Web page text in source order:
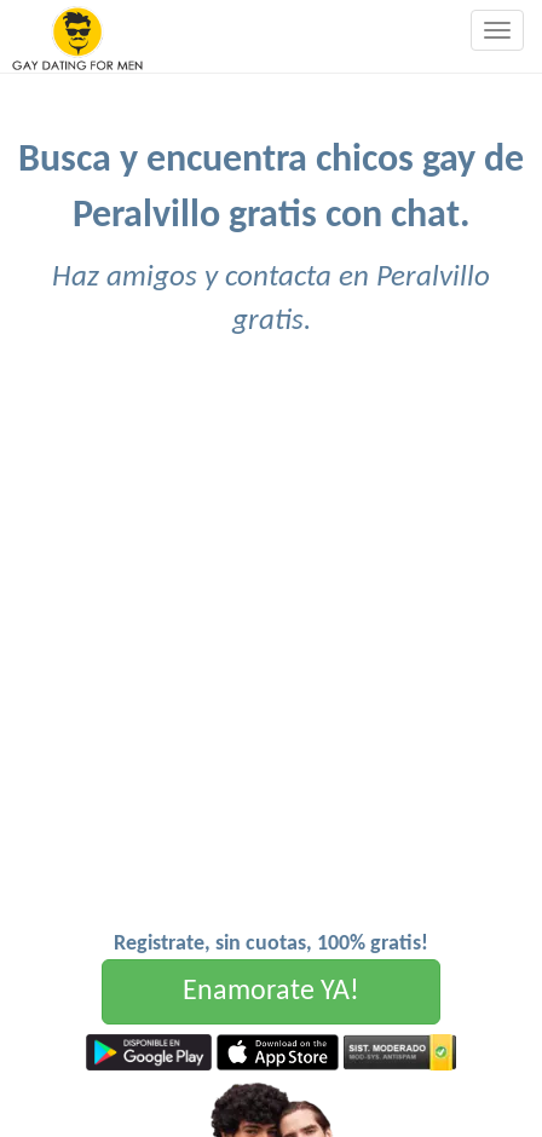
Busca y encuentra chicos gay de
Peralvillo gratis con chat.
Haz amigos y contacta en Peralvillo
gratis.
Registrate, sin cuotas, 100% gratis!
Enamorate YA!